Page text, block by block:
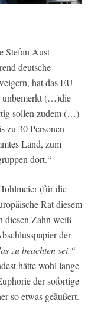
Stefan Aust
deutsche
hat das EU-
unbemerkt (…)die
sollen zudem (…)
zu 30 Personen
Land, zum
dort.“
(für die
Rat diesem
diesen Zahn weiß
der
zu beachten sei.“
hätte wohl lange
der sofortige
so etwas geäußert.